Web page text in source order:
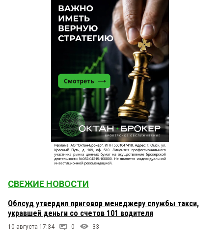
СВЕЖИЕ НОВОСТИ
Облсуд утвердил приговор менеджеру службы такси,
укравшей деньги со счетов 101 водителя
10 августа 17:34 0 33